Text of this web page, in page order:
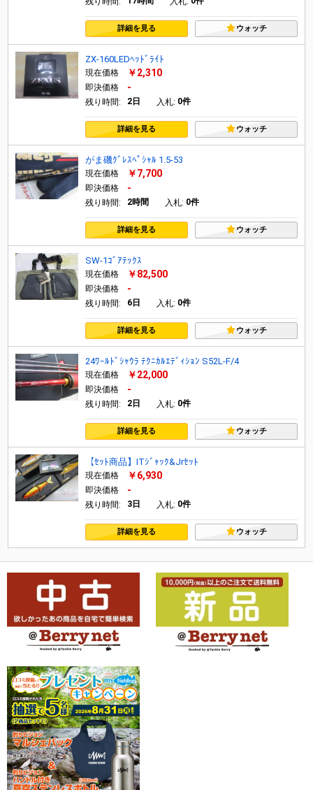
詳細を見る ウォッチ
ZX-160LEDﾍｯﾄﾞﾗｲﾄ
現在価格 ￥2,310
即決価格 -
残り時間: 2日 入札: 0件
詳細を見る ウォッチ
がま磯ｸﾞﾚｽﾍﾟｼｬﾙ 1.5-53
現在価格 ￥7,700
即決価格 -
残り時間: 2時間 入札: 0件
詳細を見る ウォッチ
SW-1ｺﾞｱﾃｯｸｽ
現在価格 ￥82,500
即決価格 -
残り時間: 6日 入札: 0件
詳細を見る ウォッチ
24ﾜｰﾙﾄﾞｼｬｳﾗ ﾃｸﾆｶﾙｴﾃﾞｨｼｮﾝ S52L-F/4
現在価格 ￥22,000
即決価格 -
残り時間: 2日 入札: 0件
詳細を見る ウォッチ
【ｾｯﾄ商品】ITｼﾞｬｯｸ&Jrｾｯﾄ
現在価格 ￥6,930
即決価格 -
残り時間: 3日 入札: 0件
詳細を見る ウォッチ